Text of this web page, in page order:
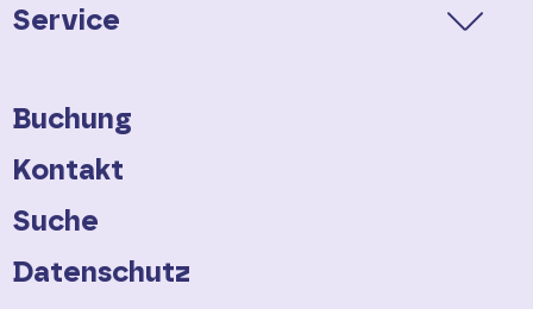
Service
Buchung
Kontakt
Suche
Datenschutz